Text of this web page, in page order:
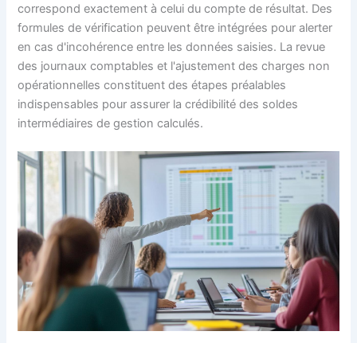
correspond exactement à celui du compte de résultat. Des
formules de vérification peuvent être intégrées pour alerter
en cas d'incohérence entre les données saisies. La revue
des journaux comptables et l'ajustement des charges non
opérationnelles constituent des étapes préalables
indispensables pour assurer la crédibilité des soldes
intermédiaires de gestion calculés.